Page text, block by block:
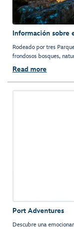
Información sobre
Rodeado por tres
frondosos bosques,
Read more
Port Adventures
Descubre una